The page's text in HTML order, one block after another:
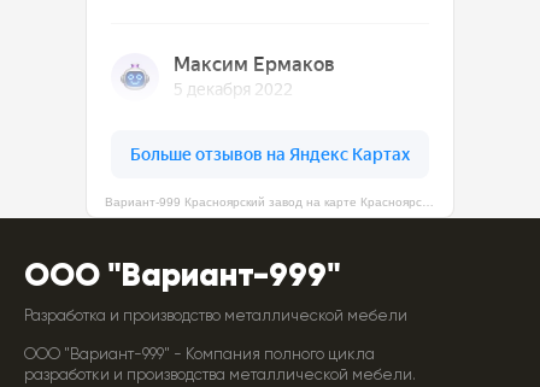
ООО "Вариант-999"
Разработка и производство металлической мебели
ООО "Вариант-999" - Компания полного цикла
разработки и производства металлической мебели.